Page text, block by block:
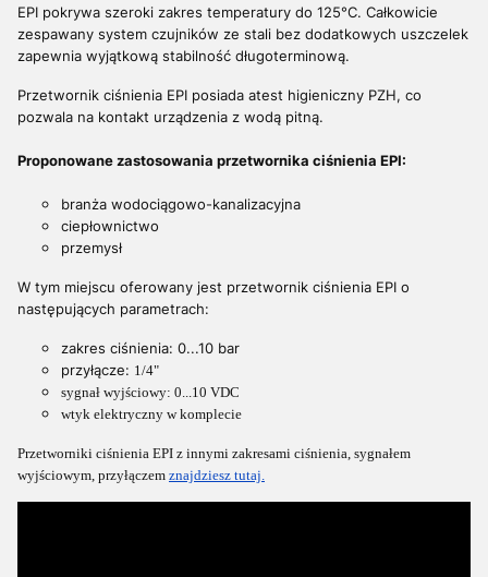
EPI pokrywa szeroki zakres temperatury do 125°C. Całkowicie
zespawany system czujników ze stali bez dodatkowych uszczelek
zapewnia wyjątkową stabilność długoterminową.
Przetwornik ciśnienia EPI posiada atest higieniczny PZH, co
pozwala na kontakt urządzenia z wodą pitną.
Proponowane zastosowania przetwornika ciśnienia EPI:
branża wodociągowo-kanalizacyjna
ciepłownictwo
przemysł
W tym miejscu oferowany jest przetwornik ciśnienia EPI o
następujących parametrach:
zakres ciśnienia: 0...10 bar
przyłącze: 1/4"
sygnał wyjściowy: 0...10 VDC
wtyk elektryczny w komplecie
Przetworniki ciśnienia EPI z innymi zakresami ciśnienia, sygnałem
wyjściowym, przyłączem znajdziesz tutaj.